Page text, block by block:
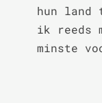
hun land
ik reeds
minste